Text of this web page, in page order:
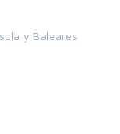
y Baleares